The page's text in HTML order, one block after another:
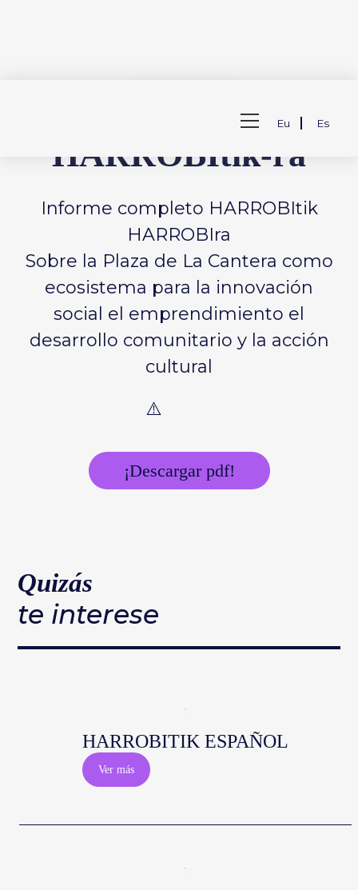
Ver
menú
la
Eu Es
InformeCompleto
HARROBItik-ra
Informe completo HARROBItik
HARROBIra
Sobre la Plaza de La Cantera como
ecosistema para la innovación
social el emprendimiento el
desarrollo comunitario y la acción
cultural
¡Descargar pdf!
Quizás
te interese
HARROBITIK ESPAÑOL
Ver más